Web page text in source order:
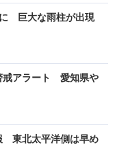
巨大な雨柱が出現
戒アラート 愛知県や
東北太平洋側は早め